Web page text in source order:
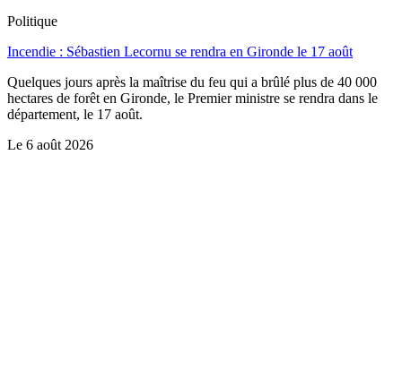
Politique
Incendie : Sébastien Lecornu se rendra en Gironde le 17 août
Quelques jours après la maîtrise du feu qui a brûlé plus de 40 000
hectares de forêt en Gironde, le Premier ministre se rendra dans le
département, le 17 août.
Le 6 août 2026